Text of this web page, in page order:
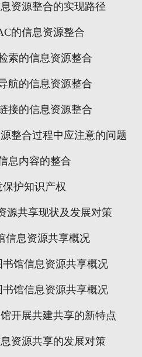
资源整合的实现路径
的信息资源整合
索的信息资源整合
航的信息资源整合
接的信息资源整合
整合过程中应注意的问题
息内容的整合
保护知识产权
源共享现状及发展对策
信息资源共享概况
书馆信息资源共享概况
书馆信息资源共享概况
开展共建共享的新特点
资源共享的发展对策